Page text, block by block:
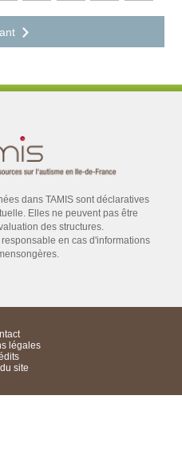
dans TAMIS sont déclaratives
Elles ne peuvent pas être
des structures.
en cas d'informations
légales
site